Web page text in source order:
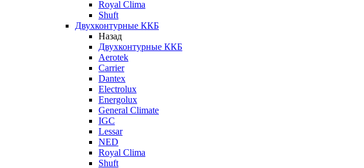
Royal Clima
Shuft
Двухконтурные ККБ
Назад
Двухконтурные ККБ
Aerotek
Carrier
Dantex
Electrolux
Energolux
General Climate
IGC
Lessar
NED
Royal Clima
Shuft